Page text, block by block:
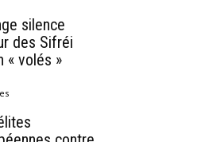
silence
des Sifréi
« volés »